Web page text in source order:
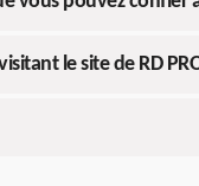
le site de RD